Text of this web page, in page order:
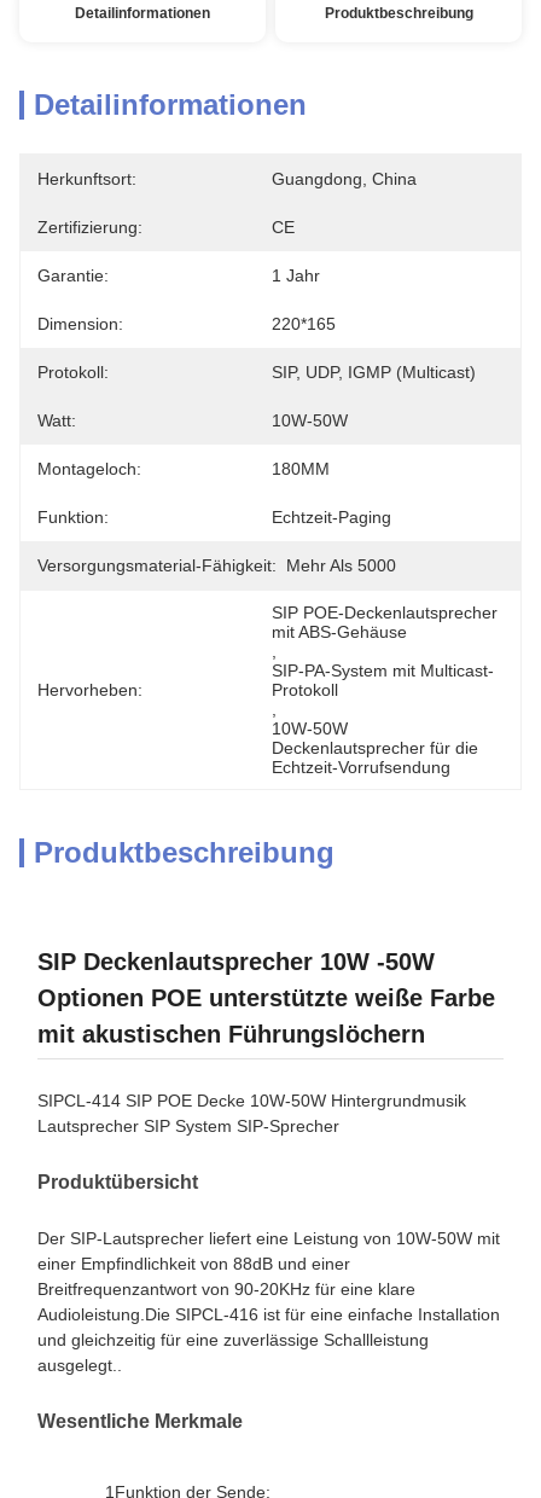
Detailinformationen Produktbeschreibung
Detailinformationen
Herkunftsort: Guangdong, China
Zertifizierung: CE
Garantie: 1 Jahr
Dimension: 220*165
Protokoll: SIP, UDP, IGMP (Multicast)
Watt: 10W-50W
Montageloch: 180MM
Funktion: Echtzeit-Paging
Versorgungsmaterial-Fähigkeit: Mehr Als 5000
Hervorheben:
SIP POE-Deckenlautsprecher
mit ABS-Gehäuse
SIP-PA-System mit Multicast-
Protokoll
10W-50W
Deckenlautsprecher für die
Echtzeit-Vorrufsendung
Produktbeschreibung
SIP Deckenlautsprecher 10W -50W
Optionen POE unterstützte weiße Farbe
mit akustischen Führungslöchern
SIPCL-414 SIP POE Decke 10W-50W Hintergrundmusik
Lautsprecher SIP System SIP-Sprecher
Produktübersicht
Der SIP-Lautsprecher liefert eine Leistung von 10W-50W mit
einer Empfindlichkeit von 88dB und einer
Breitfrequenzantwort von 90-20KHz für eine klare
Audioleistung.Die SIPCL-416 ist für eine einfache Installation
und gleichzeitig für eine zuverlässige Schallleistung
ausgelegt..
Wesentliche Merkmale
1Funktion der Sende: